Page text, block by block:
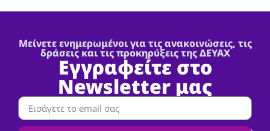
Μείνετε ενημερωμένοι για τις ανακοινώσεις, τις
δράσεις και τις προκηρύξεις της ΔΕΥΑΧ
Εγγραφείτε στο
Newsletter μας